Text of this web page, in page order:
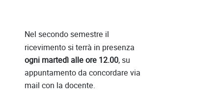
Nel secondo semestre il
ricevimento si terrà in presenza
ogni martedì alle ore 12.00, su
appuntamento da concordare via
mail con la docente.